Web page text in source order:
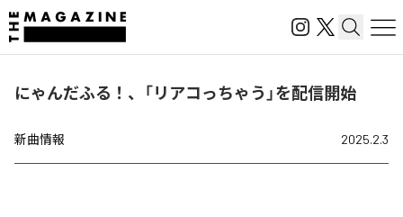
にゃんだふる！、「リアコっちゃう」を配信開始
新曲情報 2025.2.3